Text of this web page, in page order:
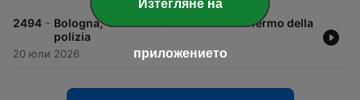
2494 - Bologna, 42enne ucciso durante un fermo della
polizia
20 юли 2026
Изтегляне на
приложението